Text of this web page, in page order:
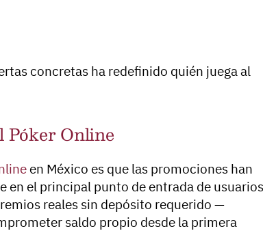
concretas ha redefinido quién juega al
Póker Online
en México es que las promociones han
en el principal punto de entrada de usuarios
reales sin depósito requerido —
saldo propio desde la primera